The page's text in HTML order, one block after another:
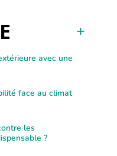
avec une
face au climat
les
?